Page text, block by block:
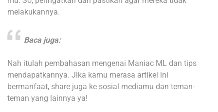
melakukannya.
Baca juga:
Nah itulah pembahasan mengenai Maniac ML dan tips
mendapatkannya. Jika kamu merasa artikel ini
bermanfaat, share juga ke sosial mediamu dan teman-
teman yang lainnya ya!